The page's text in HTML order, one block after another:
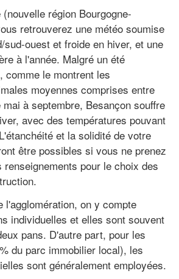
région Bourgogne-
retrouverez une météo soumise
ouest et froide en hiver, et une
à l'année. Malgré un été
comme le montrent les
moyennes comprises entre
mai à septembre, Besançon souffre
avec des températures pouvant
et la solidité de votre
être possibles si vous ne prenez
renseignements pour le choix des
l'agglomération, on y compte
individuelles et elles sont souvent
pans. D'autre part, pour les
du parc immobilier local), les
sont généralement employées.